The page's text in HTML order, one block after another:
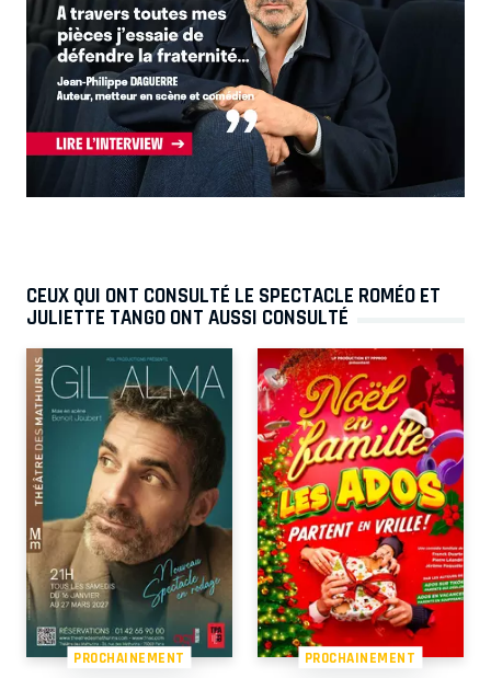
CEUX QUI ONT CONSULTÉ LE SPECTACLE ROMÉO ET
JULIETTE TANGO ONT AUSSI CONSULTÉ
PROCHAINEMENT PROCHAINEMENT